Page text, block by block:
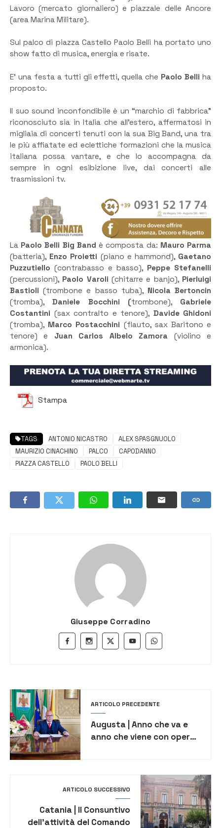
Lavoro (mercato giornaliero) e piazzale delle Ancore
(area Marina Militare).
Sul palco di piazza Castello Paolo Belli ha portato uno
show fatto di musica, energia e risate.
E’ una festa a tutti gli effetti, quella che Paolo Belliha
proposto.
Il suo sound inconfondibile è un “marchio di fabbrica”
riconosciuto sia in Italia che all’estero, affermatosi in
migliaia di concerti tenuti con la sua Big Band, una tra
le più affiatate ed eclettiche formazioni che la musica
italiana possa vantare, e che lo accompagna da
sempre in ogni esibizione live, dai concerti alle
trasmissioni tv.
La Paolo Belli Big Band è composta da: Mauro Parma
(batteria), Enzo Proietti (piano e hammond), Gaetano
Puzzutiello (contrabasso e basso), Peppe Stefanelli
(percussioni), Paolo Varoli (chitarre e banjo), Pierluigi
Bastioli(trombone e basso tuba), Nicola Bertoncin
(tromba),Daniele Bocchini (trombone), Gabriele
Costantini (sax contralto e tenore), Davide Ghidoni
(tromba), Marco Postacchini (flauto, sax Baritono e
tenore) e Juan Carlos Albelo Zamora (violino e
armonica).
Stampa
TAGS ANTONIO NICASTRO
ALEX SPASGNUOLO
MAURIZIO CINACHINO
PALCO
CAPODANNO
PIAZZA CASTELLO
PAOLO BELLI
Giuseppe Corradino
ARTICOLO PRECEDENTE
Augusta | Anno che va e
anno che viene con opere
ARTICOLO SUCCESSIVO
Catania | Il Consuntivo
dell’attività del Comando